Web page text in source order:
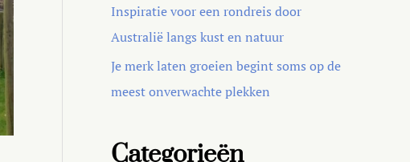
Inspiratie voor een rondreis door
Australië langs kust en natuur
Je merk laten groeien begint soms op de
meest onverwachte plekken
Categorieën